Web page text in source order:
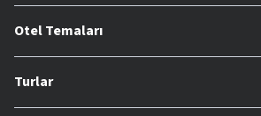
Otel Temaları
Turlar